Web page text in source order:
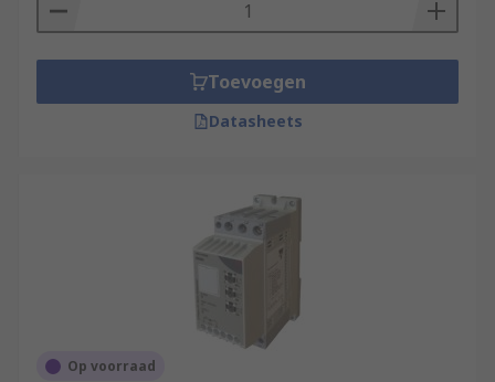
Toevoegen
Datasheets
Op voorraad